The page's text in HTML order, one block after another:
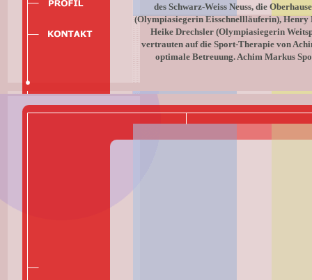
des Schwarz-Weiss Neuss, die
(Olympiasiegerin Eisschnellläuferin), Henry
Heike Drechsler (Olympiasiegerin
vertrauten auf die Sport-Therapie von
optimale Betreuung. Achim Markus